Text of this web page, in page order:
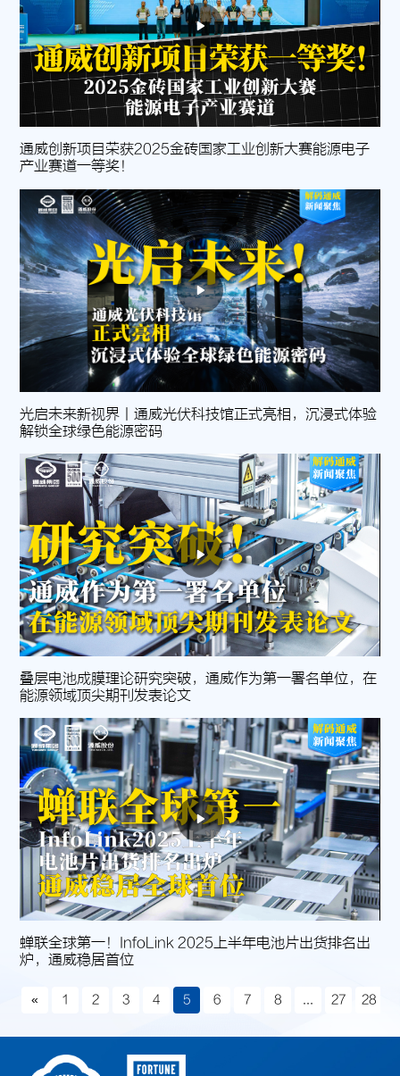
通威创新项目荣获2025金砖国家工业创新大赛能源电子
产业赛道一等奖！
光启未来新视界丨通威光伏科技馆正式亮相，沉浸式体验
解锁全球绿色能源密码
叠层电池成膜理论研究突破，通威作为第一署名单位，在
能源领域顶尖期刊发表论文
蝉联全球第一！InfoLink 2025上半年电池片出货排名出
炉，通威稳居首位
« 1 2 3 4 5 6 7 8 ... 27 28